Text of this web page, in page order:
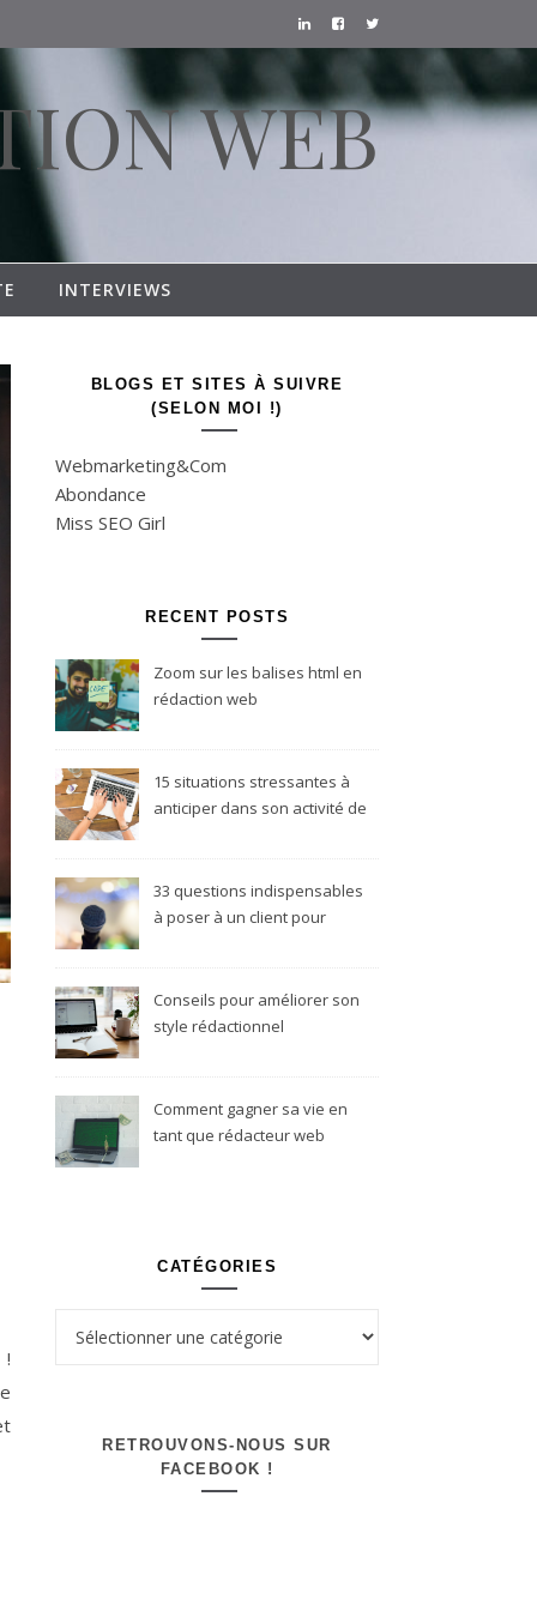
WEB
INTERVIEWS
!
BLOGS ET SITES À SUIVRE
(SELON MOI !)
Webmarketing&Com
Abondance
Miss SEO Girl
RECENT POSTS
Zoom sur les balises html en
rédaction web
15 situations stressantes à
anticiper dans son activité de
33 questions indispensables
à poser à un client pour
Conseils pour améliorer son
style rédactionnel
Comment gagner sa vie en
tant que rédacteur web
CATÉGORIES
RETROUVONS-NOUS SUR
FACEBOOK !